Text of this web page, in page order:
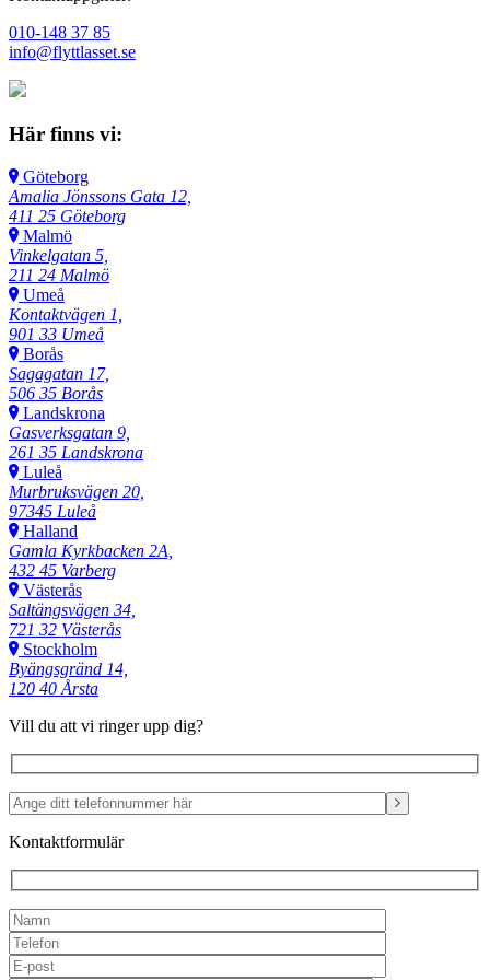
010-148 37 85
info@flyttlasset.se
Här finns vi:
Göteborg
Amalia Jönssons Gata 12,
411 25 Göteborg
Malmö
Vinkelgatan 5,
211 24 Malmö
Umeå
Kontaktvägen 1,
901 33 Umeå
Borås
Sagagatan 17,
506 35 Borås
Landskrona
Gasverksgatan 9,
261 35 Landskrona
Luleå
Murbruksvägen 20,
97345 Luleå
Halland
Gamla Kyrkbacken 2A,
432 45 Varberg
Västerås
Saltängsvägen 34,
721 32 Västerås
Stockholm
Byängsgränd 14,
120 40 Årsta
Vill du att vi ringer upp dig?
Kontaktformulär